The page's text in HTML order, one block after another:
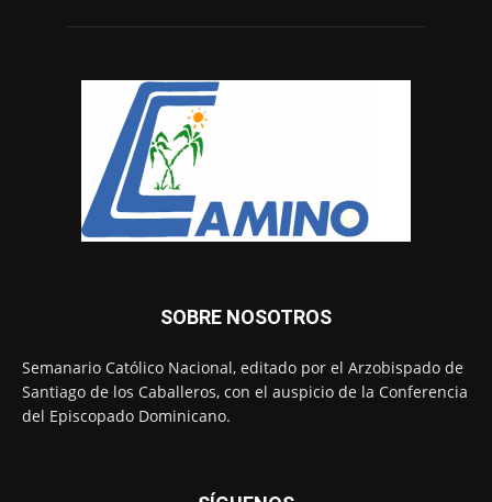
SOBRE NOSOTROS
Semanario Católico Nacional, editado por el Arzobispado de
Santiago de los Caballeros, con el auspicio de la Conferencia
del Episcopado Dominicano.